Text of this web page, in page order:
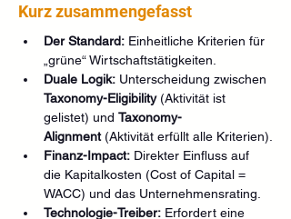
Kurz zusammengefasst
Der Standard: Einheitliche Kriterien für
„grüne“ Wirtschaftstätigkeiten.
Duale Logik: Unterscheidung zwischen
Taxonomy-Eligibility (Aktivität ist
gelistet) und Taxonomy-
Alignment (Aktivität erfüllt alle Kriterien).
Finanz-Impact: Direkter Einfluss auf
die Kapitalkosten (Cost of Capital =
WACC) und das Unternehmensrating.
Technologie-Treiber: Erfordert eine